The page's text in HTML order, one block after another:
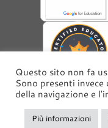
Questo sito non fa
Sono presenti
della navigazione e
Più informazioni